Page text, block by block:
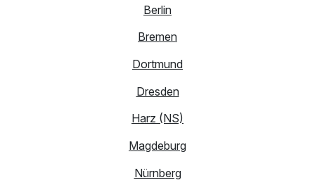
Berlin
Bremen
Dortmund
Dresden
Harz (NS)
Magdeburg
Nürnberg